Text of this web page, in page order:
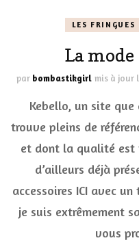
LES FRINGUES
La
par bombastikgirl mis à jour
Kebello, un site que
trouve pleins de
et dont la qualité est
d’ailleurs déjà
accessoires ICI avec
je suis extrêmement
vous